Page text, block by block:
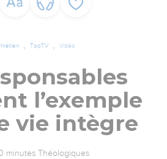
TopTV Vidéo
l’exemple
vie intègre
minutes Théologiques